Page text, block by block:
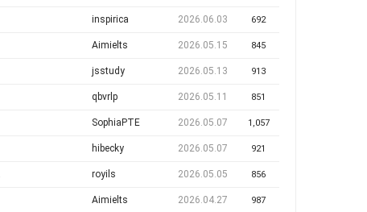
inspirica 2026.06.03 692
Aimielts 2026.05.15 845
jsstudy 2026.05.13 913
qbvrlp 2026.05.11 851
SophiaPTE 2026.05.07 1,057
hibecky 2026.05.07 921
royils 2026.05.05 856
Aimielts 2026.04.27 987